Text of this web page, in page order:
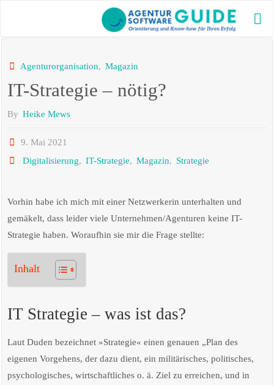
content
Agenturorganisation, Magazin
IT-Strategie – nötig?
By Heike Mews
9. Mai 2021
Digitalisierung, IT-Strategie, Magazin, Strategie
Vorhin habe ich mich mit einer Netzwerkerin unterhalten und
gemäkelt, dass leider viele Unternehmen/Agenturen keine IT-
Strategie haben. Woraufhin sie mir die Frage stellte:
Inhalt
IT Strategie – was ist das?
Laut Duden bezeichnet »Strategie« einen genauen „Plan des
eigenen Vorgehens, der dazu dient, ein militärisches, politisches,
psychologisches, wirtschaftliches o. ä. Ziel zu erreichen, und in